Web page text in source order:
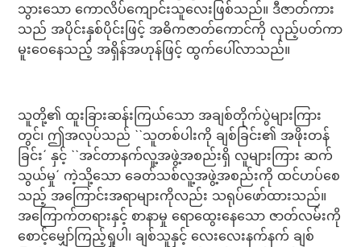
သွားသော ကောလိပ်ကျောင်းသူလေးဖြစ်သည်။ ဒီဇာတ်ကား
သည် အပိုင်းနှစ်ပိုင်းဖြင့် အဓိကဇာတ်ကောင်ကို လှည့်ပတ်ကာ
မူးဝေနေသည့် အရှိန်အဟုန်ဖြင့် ထွက်ပေါ်လာသည်။
သူတို့၏ ထူးခြားဆန်းကြယ်သော အချစ်တိုက်ပွဲများကြား
တွင်၊ ဤအလုပ်သည် ``သူတစ်ပါးကို ချစ်ခြင်း၏ အဖိုးတန်
ခြင်း´ နှင့် ``အင်တာနက်လူ့အဖွဲ့အစည်းရှိ လူများကြား ဆက်
သွယ်မှု´ ကဲ့သို့သော ခေတ်သစ်လူ့အဖွဲ့အစည်းကို ထင်ဟပ်စေ
သည့် အကြောင်းအရာများကိုလည်း သရုပ်ဖော်ထားသည်။
အကြောက်တရားနှင့် စာနာမှု ရောထွေးနေသော ဇာတ်လမ်းကို
စောင့်မျှော်ကြည့်ရှုပါ၊ ချစ်သူနှင့် လေးလေးနက်နက် ချစ်